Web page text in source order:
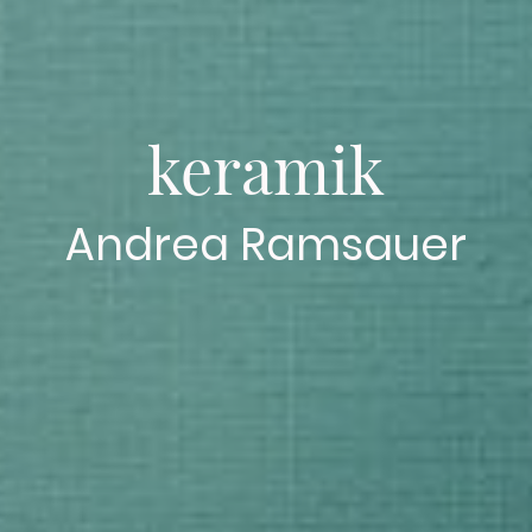
keramik
Andrea Ramsauer